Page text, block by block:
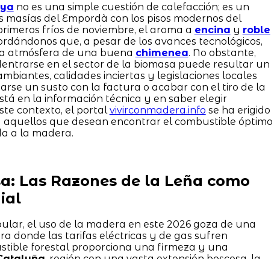
no es una simple cuestión de calefacción; es un
del Empordà con los pisos modernos del
fríos de noviembre, el aroma a encina y roble
que, a pesar de los avances tecnológicos,
atmósfera de una buena chimenea. No obstante,
en el sector de la biomasa puede resultar un
calidades inciertas y legislaciones locales
un susto con la factura o acabar con el tiro de la
en la información técnica y en saber elegir
contexto, el portal vivirconmadera.info se ha erigido
que desean encontrar el combustible óptimo
a la madera.
Las Razones de la Leña como
el uso de la madera en este 2026 goza de una
donde las tarifas eléctricas y de gas sufren
forestal proporciona una firmeza y una